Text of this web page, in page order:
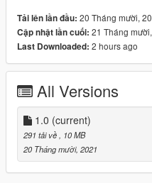
if you have a bus you would
comment and i will see what i
You can support me through
Tải lên lần đầu: 20 Tháng mười,
Cập nhật lần cuối: 21 Tháng
Last Downloaded: 2 hours ago
All Versions
1.0 (current)
291 tải về
, 10 MB
20 Tháng mười, 2021